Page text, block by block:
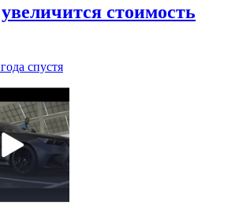
стоимость
спустя